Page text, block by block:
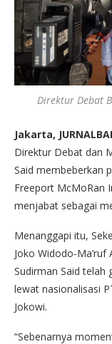
Direktur Debat
Jakarta,
Direktur Debat dan
Said membeberkan
Freeport McMoRan
menjabat sebagai
Menanggapi itu,
Joko Widodo-
Sudirman Said telah
lewat nasionalisasi
Jokowi.
“Sebenarnya